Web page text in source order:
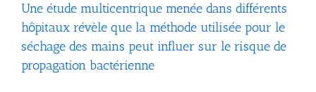
Une étude multicentrique menée dans différents
hôpitaux révèle que la méthode utilisée pour le
séchage des mains peut influer sur le risque de
propagation bactérienne